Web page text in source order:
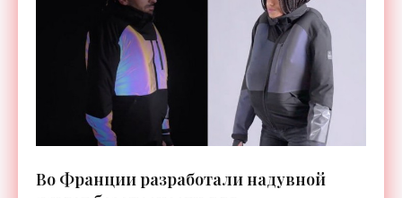
Во Франции разработали надувной